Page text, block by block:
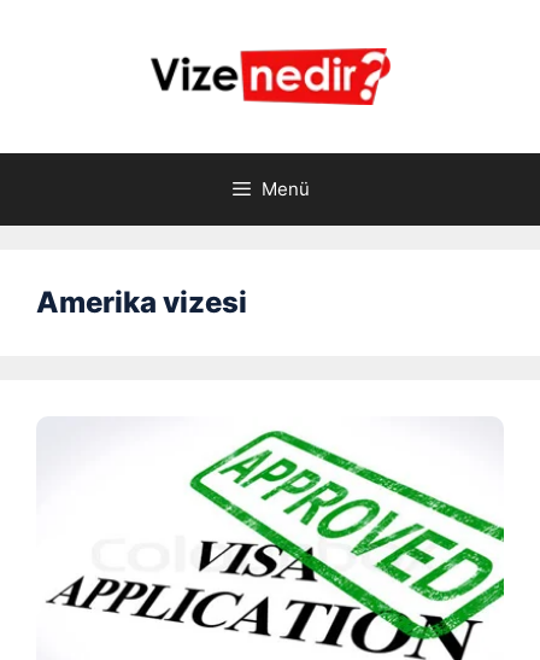
Menü
Amerika vizesi